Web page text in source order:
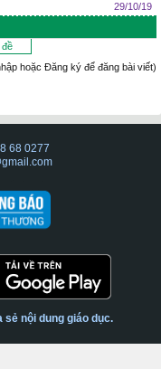
29/10/19
hoặc Đăng ký để đăng bài viết)
68 0277
sẻ nội dung giáo dục.